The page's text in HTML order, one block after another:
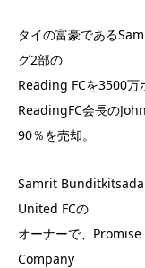
タイの富豪である
グ2部の
Reading FCを3500万
ReadingFC会長の
90％を売却。
Samrit Bunditkitsada
United FCの
オーナーで、
Company